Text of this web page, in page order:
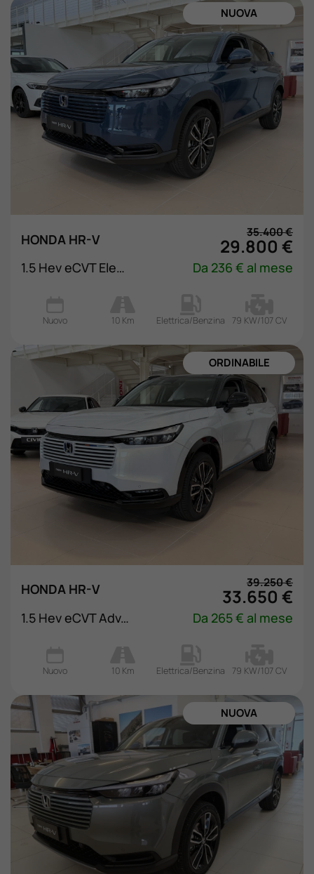
NUOVA
HONDA HR-V 35.400 €
29.800 €
1.5 Hev eCVT Elegance Da 236 € al mese
Nuovo 10 Km Elettrica/Benzina 79 KW/107 CV
NUOVA
HONDA HR-V 39.250 €
33.650 €
1.5 Hev eCVT Advance Style Da 265 € al mese
Nuovo 10 Km Elettrica/Benzina 79 KW/107 CV
NUOVA